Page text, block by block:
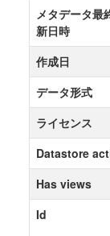
メタデータ最
新日時
作成日
データ形式
ライセンス
Datastore
Has views
Id